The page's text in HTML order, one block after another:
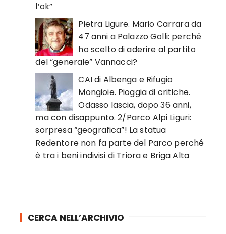
l’ok”
Pietra Ligure. Mario Carrara da
47 anni a Palazzo Golli: perché
ho scelto di aderire al partito
del “generale” Vannacci?
CAI di Albenga e Rifugio
Mongioie. Pioggia di critiche.
Odasso lascia, dopo 36 anni,
ma con disappunto. 2/Parco Alpi Liguri:
sorpresa “geografica”! La statua
Redentore non fa parte del Parco perché
è tra i beni indivisi di Triora e Briga Alta
CERCA NELL’ARCHIVIO